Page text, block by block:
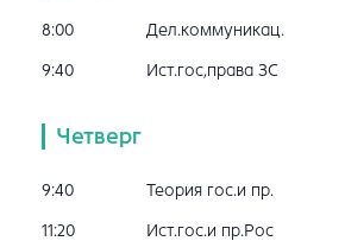
8:00 Дел.коммуникац.
9:40 Ист.гос,права ЗС
Четверг
9:40 Теория гос.и пр.
11:20 Ист.гос.и пр.Рос